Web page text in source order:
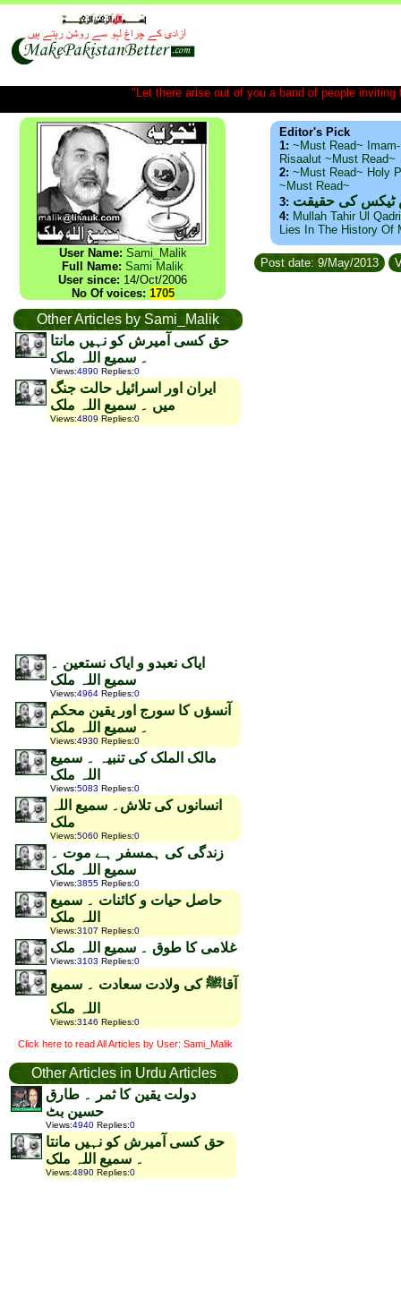
"Let there arise out of you a band of people
User Name: Sami_Malik
Full Name: Sami Malik
User since: 14/Oct/2006
No Of voices: 1705
Other Articles by Sami_Malik
حق کسی آمیرش کو نہیں مانتا
۔ سمیع اللہ ملک
Views:4890 Replies:0
ایران اور اسرائیل حالت جنگ
میں ۔ سمیع اللہ ملک
Views:4809 Replies:0
ایاک نعبدو و ایاک نستعین ۔
سمیع اللہ ملک
Views:4964 Replies:0
آنسؤں کا سورج اور یقین محکم
۔ سمیع اللہ ملک
Views:4930 Replies:0
مالک الملک کی تنبیہ ۔ سمیع
اللہ ملک
Views:5083 Replies:0
انسانوں کی تلاش۔ سمیع اللہ
ملک
Views:5060 Replies:0
زندگی کی ہمسفر ہے موت ۔
سمیع اللہ ملک
Views:3855 Replies:0
حاصل حیات و کائنات ۔ سمیع
اللہ ملک
Views:3107 Replies:0
غلامی کا طوق ۔ سمیع اللہ ملک
Views:3103 Replies:0
آقاﷺ کی ولادت سعادت ۔ سمیع
اللہ ملک
Views:3146 Replies:0
Click here to read All Articles by User: Sami_Malik
Other Articles in Urdu Articles
دولت یقین کا ثمر ۔ طارق
حسین بٹ
Views:4940 Replies:0
حق کسی آمیرش کو نہیں مانتا
۔ سمیع اللہ ملک
Views:4890 Replies:0
Editor's Pick
1: ~Must Read~
Risaalut ~Must Read~
2: ~Must Read~ Holy
~Must Read~
3: ٹیکس کی حقیقت
4: Mullah Tahir Ul
Lies In The History Of
Post date: 9/May/2013